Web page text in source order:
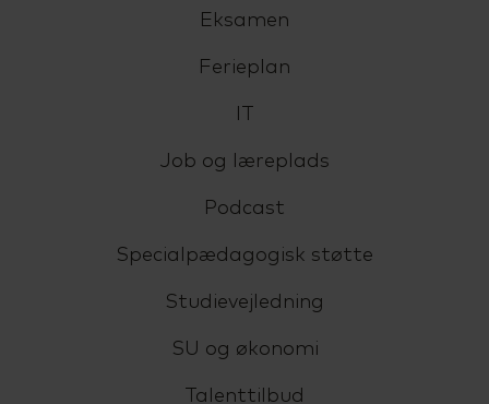
Eksamen
Ferieplan
Job og læreplads
Podcast
Specialpædagogisk støtte
Studievejledning
SU og økonomi
Talenttilbud